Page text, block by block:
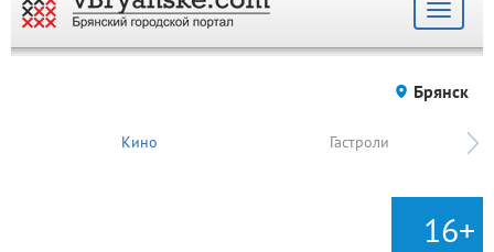
Toggle
Брянск
Кино Гастроли
16+